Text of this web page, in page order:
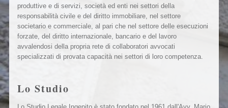
produttive e di servizi, società ed enti nei settori della
responsabilità civile e del diritto immobiliare, nel settore
societario e commerciale, al pari che nel settore delle esecuzioni
forzate, del diritto internazionale, bancario e del lavoro
avvalendosi della propria rete di collaboratori avvocati
specializzati di provata capacità nei settori di loro competenza.
Lo Studio